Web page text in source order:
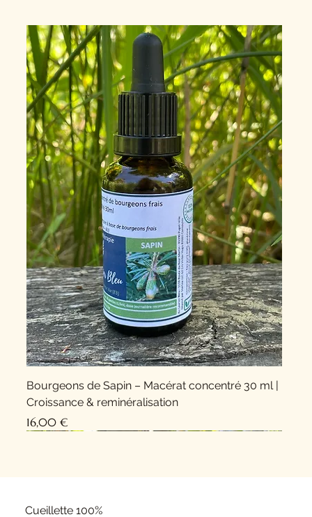
Bourgeons de Sapin – Macérat concentré 30 ml |
Croissance & reminéralisation
Prix
16,00 €
Cueillette 100%